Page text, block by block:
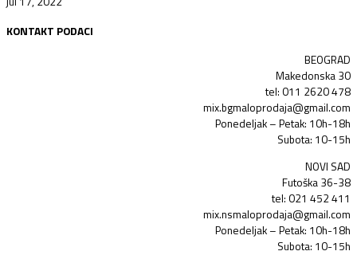
KONTAKT PODACI
BEOGRAD
Makedonska 30
tel: 011 2620 478
mix.bgmaloprodaja@gmail.com
Ponedeljak – Petak: 10h-18h
Subota: 10-15h
NOVI SAD
Futoška 36-38
tel: 021 452 411
mix.nsmaloprodaja@gmail.com
Ponedeljak – Petak: 10h-18h
Subota: 10-15h